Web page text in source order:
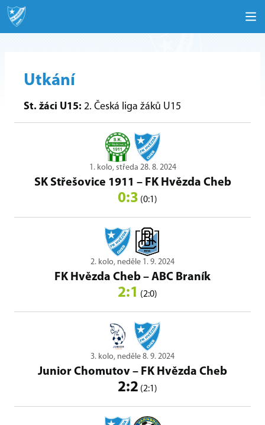
Utkání
St. žáci U15: 2. Česká liga žáků U15
1. kolo, středa 28. 8. 2024
SK Střešovice 1911 – FK Hvězda Cheb
0:3 (0:1)
2. kolo, neděle 1. 9. 2024
FK Hvězda Cheb – ABC Braník
2:1 (2:0)
3. kolo, neděle 8. 9. 2024
Junior Chomutov – FK Hvězda Cheb
2:2 (2:1)